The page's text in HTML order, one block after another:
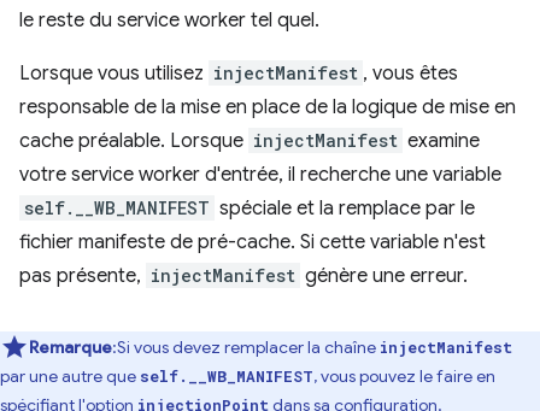
le reste du service worker tel quel.
Lorsque vous utilisez injectManifest , vous êtes
responsable de la mise en place de la logique de mise en
cache préalable. Lorsque injectManifest examine
votre service worker d'entrée, il recherche une variable
self.__WB_MANIFEST spéciale et la remplace par le
fichier manifeste de pré-cache. Si cette variable n'est
pas présente, injectManifest génère une erreur.
Remarque:Si vous devez remplacer la chaîne injectManifest
par une autre que self.__WB_MANIFEST, vous pouvez le faire en
spécifiant l'option injectionPoint dans sa configuration.